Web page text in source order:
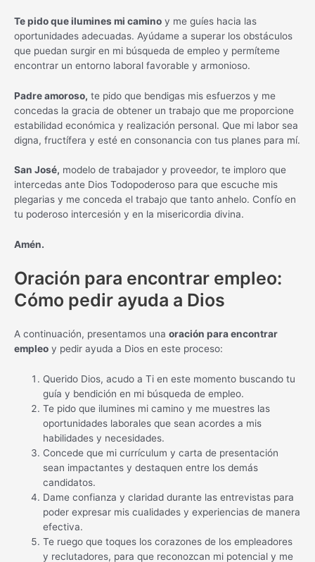
Te pido que ilumines mi camino y me guíes hacia las
oportunidades adecuadas. Ayúdame a superar los obstáculos
que puedan surgir en mi búsqueda de empleo y permíteme
encontrar un entorno laboral favorable y armonioso.
Padre amoroso, te pido que bendigas mis esfuerzos y me
concedas la gracia de obtener un trabajo que me proporcione
estabilidad económica y realización personal. Que mi labor sea
digna, fructífera y esté en consonancia con tus planes para mí.
San José, modelo de trabajador y proveedor, te imploro que
intercedas ante Dios Todopoderoso para que escuche mis
plegarias y me conceda el trabajo que tanto anhelo. Confío en
tu poderoso intercesión y en la misericordia divina.
Amén.
Oración para encontrar empleo:
Cómo pedir ayuda a Dios
A continuación, presentamos una oración para encontrar
empleo y pedir ayuda a Dios en este proceso:
Querido Dios, acudo a Ti en este momento buscando tu
guía y bendición en mi búsqueda de empleo.
Te pido que ilumines mi camino y me muestres las
oportunidades laborales que sean acordes a mis
habilidades y necesidades.
Concede que mi currículum y carta de presentación
sean impactantes y destaquen entre los demás
candidatos.
Dame confianza y claridad durante las entrevistas para
poder expresar mis cualidades y experiencias de manera
efectiva.
Te ruego que toques los corazones de los empleadores
y reclutadores, para que reconozcan mi potencial y me